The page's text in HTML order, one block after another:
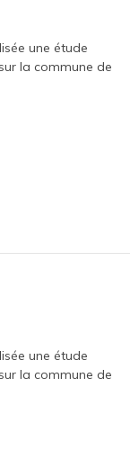
une étude
la commune de
une étude
la commune de